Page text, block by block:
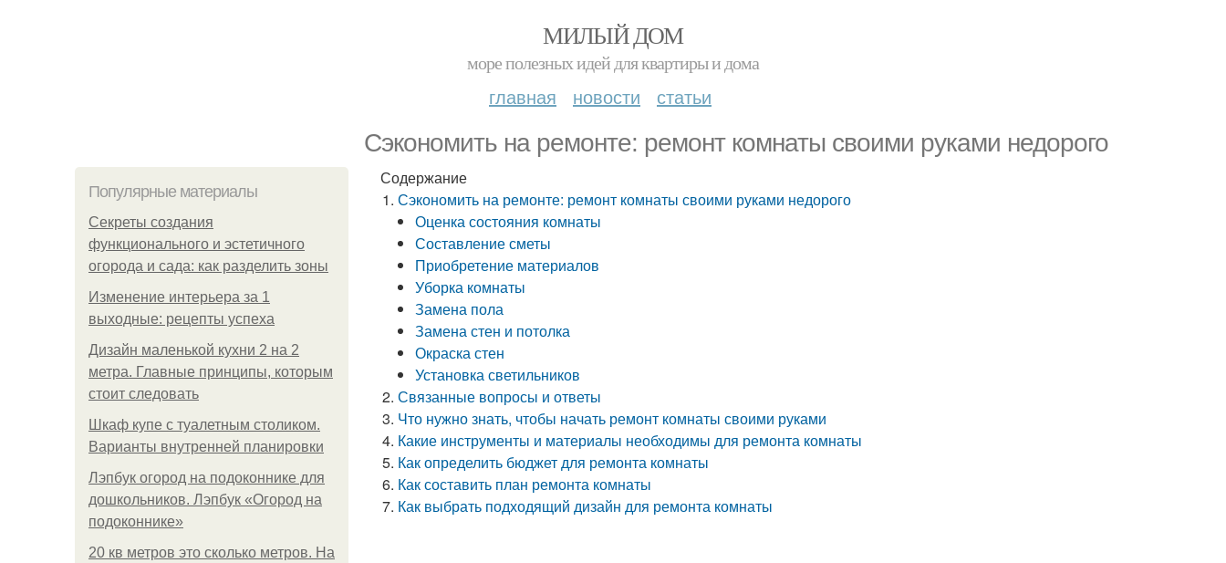
МИЛЫЙ ДОМ
море полезных идей для квартиры и дома
главная новости статьи
Сэкономить на ремонте: ремонт комнаты своими руками недорого
Популярные материалы
Секреты создания
функционального и эстетичного
огорода и сада: как разделить зоны
Изменение интерьера за 1
выходные: рецепты успеха
Дизайн маленькой кухни 2 на 2
метра. Главные принципы, которым
стоит следовать
Шкаф купе с туалетным столиком.
Варианты внутренней планировки
Лэпбук огород на подоконнике для
дошкольников. Лэпбук «Огород на
подоконнике»
20 кв метров это сколько метров. На
Содержание
Сэкономить на ремонте: ремонт комнаты своими руками недорого
Оценка состояния комнаты
Составление сметы
Приобретение материалов
Уборка комнаты
Замена пола
Замена стен и потолка
Окраска стен
Установка светильников
Связанные вопросы и ответы
Что нужно знать, чтобы начать ремонт комнаты своими руками
Какие инструменты и материалы необходимы для ремонта комнаты
Как определить бюджет для ремонта комнаты
Как составить план ремонта комнаты
Как выбрать подходящий дизайн для ремонта комнаты